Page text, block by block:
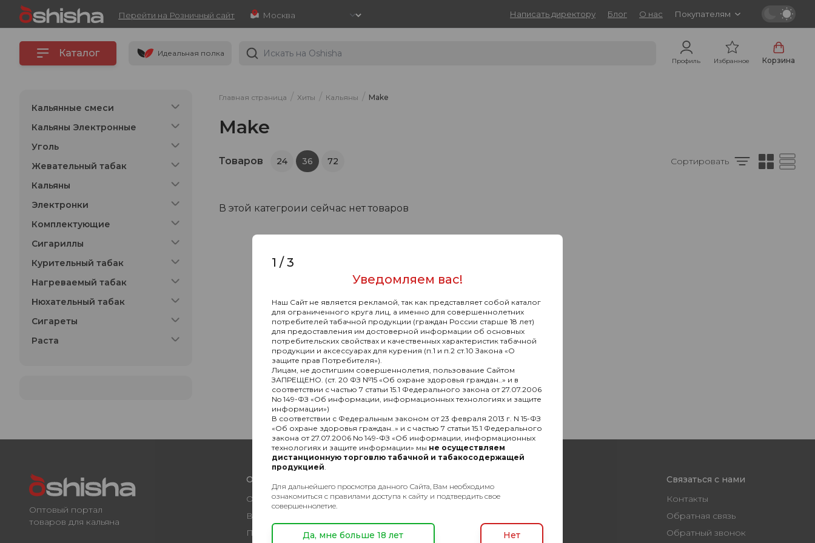
Перейти на Розничный сайт Написать директору Блог О нас Покупателям
Каталог Идеальная полка
Профиль Избранное Корзина
Кальянные смеси
Кальяны Электронные
Уголь
Жевательный табак
Кальяны
Электронки
Комплектующие
Сигариллы
Курительный табак
Нагреваемый табак
Нюхательный табак
Сигареты
Раста
Главная страница / Хиты / Кальяны / Make
Make
Товаров 24 36 72 Сортировать
В этой категроии сейчас нет товаров
Оптовый портал
товаров для кальяна
О компании
О нас
Вакансии
Презентация
Каталог
Связаться с нами
Контакты
Обратная связь
Обратный звонок
1 /3
Уведомляем вас!
Наш Сайт не является рекламой, так как представляет собой каталог
для ограниченного круга лиц, а именно для совершеннолетних
потребителей табачной продукции (граждан России старше 18 лет)
для предоставления им достоверной информации об основных
потребительских свойствах и качественных характеристик табачной
продукции и аксессуарах для курения (п.1 и п.2 ст.10 Закона «О
защите прав Потребителя»).
Лицам, не достигшим совершеннолетия, пользование Сайтом
ЗАПРЕЩЕНО. (ст. 20 ФЗ №15 «Об охране здоровья граждан..» и в
соответствии с частью 7 статьи 15.1 Федерального закона от 27.07.2006
No 149-ФЗ «Об информации, информационных технологиях и защите
информации»)
В соответствии с Федеральным законом от 23 февраля 2013 г. N 15-ФЗ
«Об охране здоровья граждан..» и с частью 7 статьи 15.1 Федерального
закона от 27.07.2006 No 149-ФЗ «Об информации, информационных
технологиях и защите информации» мы не осуществляем
дистанционную торговлю табачной и табакосодержащей
продукцией
Для дальнейшего просмотра данного Сайта, Вам необходимо
ознакомиться с правилами доступа к сайту и подтвердить свое
совершеннолетие.
Да, мне больше 18 лет Нет